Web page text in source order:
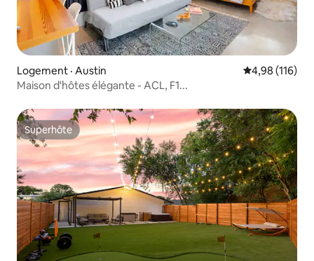
Logement · Austin Note
4,98 (116)
Maison d'hôtes élégante - ACL, F1...
Superhôte
Superhôte